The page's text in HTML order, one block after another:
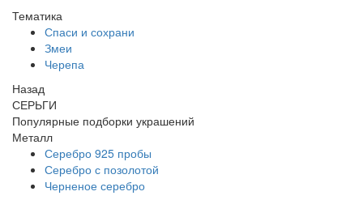
Тематика
Спаси и сохрани
Змеи
Черепа
Назад
СЕРЬГИ
Популярные подборки украшений
Металл
Серебро 925 пробы
Серебро с позолотой
Черненое серебро